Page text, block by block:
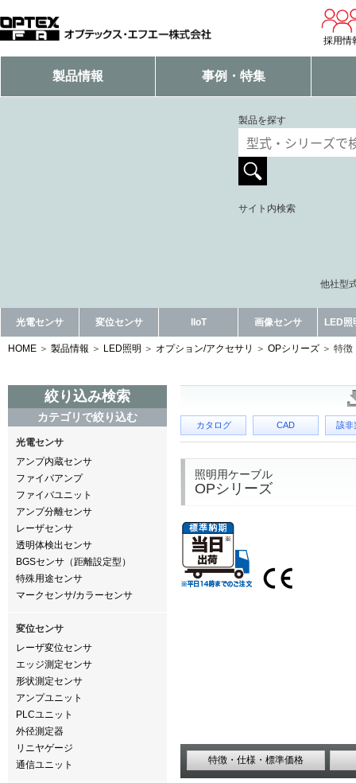
採用情
製品情報 事例・特集
製品を探す
サイト内検索
他社型
光電センサ 変位センサ IIoT 画像センサ LED照
HOME 製品情報 LED照明 オプション/アクセサリ OPシリーズ 特徴
絞り込み検索
カテゴリで絞り込む
光電センサ
アンプ内蔵センサ
ファイバアンプ
ファイバユニット
アンプ分離センサ
レーザセンサ
透明体検出センサ
BGSセンサ（距離設定型）
特殊用途センサ
マークセンサ/カラーセンサ
変位センサ
レーザ変位センサ
エッジ測定センサ
形状測定センサ
アンプユニット
PLCユニット
外径測定器
リニヤゲージ
通信ユニット
カタログ CAD 該非
照明用ケーブル
OPシリーズ
特徴・仕様・標準価格